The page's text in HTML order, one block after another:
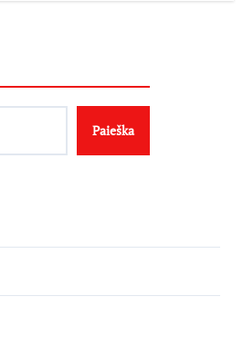
Paieška